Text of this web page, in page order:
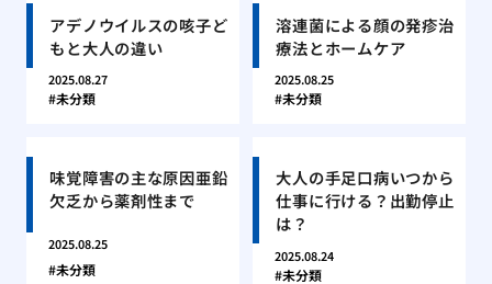
アデノウイルスの咳子ど
もと大人の違い
2025.08.27
未分類
溶連菌による顔の発疹治
療法とホームケア
2025.08.25
未分類
味覚障害の主な原因亜鉛
欠乏から薬剤性まで
2025.08.25
未分類
大人の手足口病いつから
仕事に行ける？出勤停止
は？
2025.08.24
未分類